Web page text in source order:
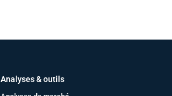
Analyses & outils